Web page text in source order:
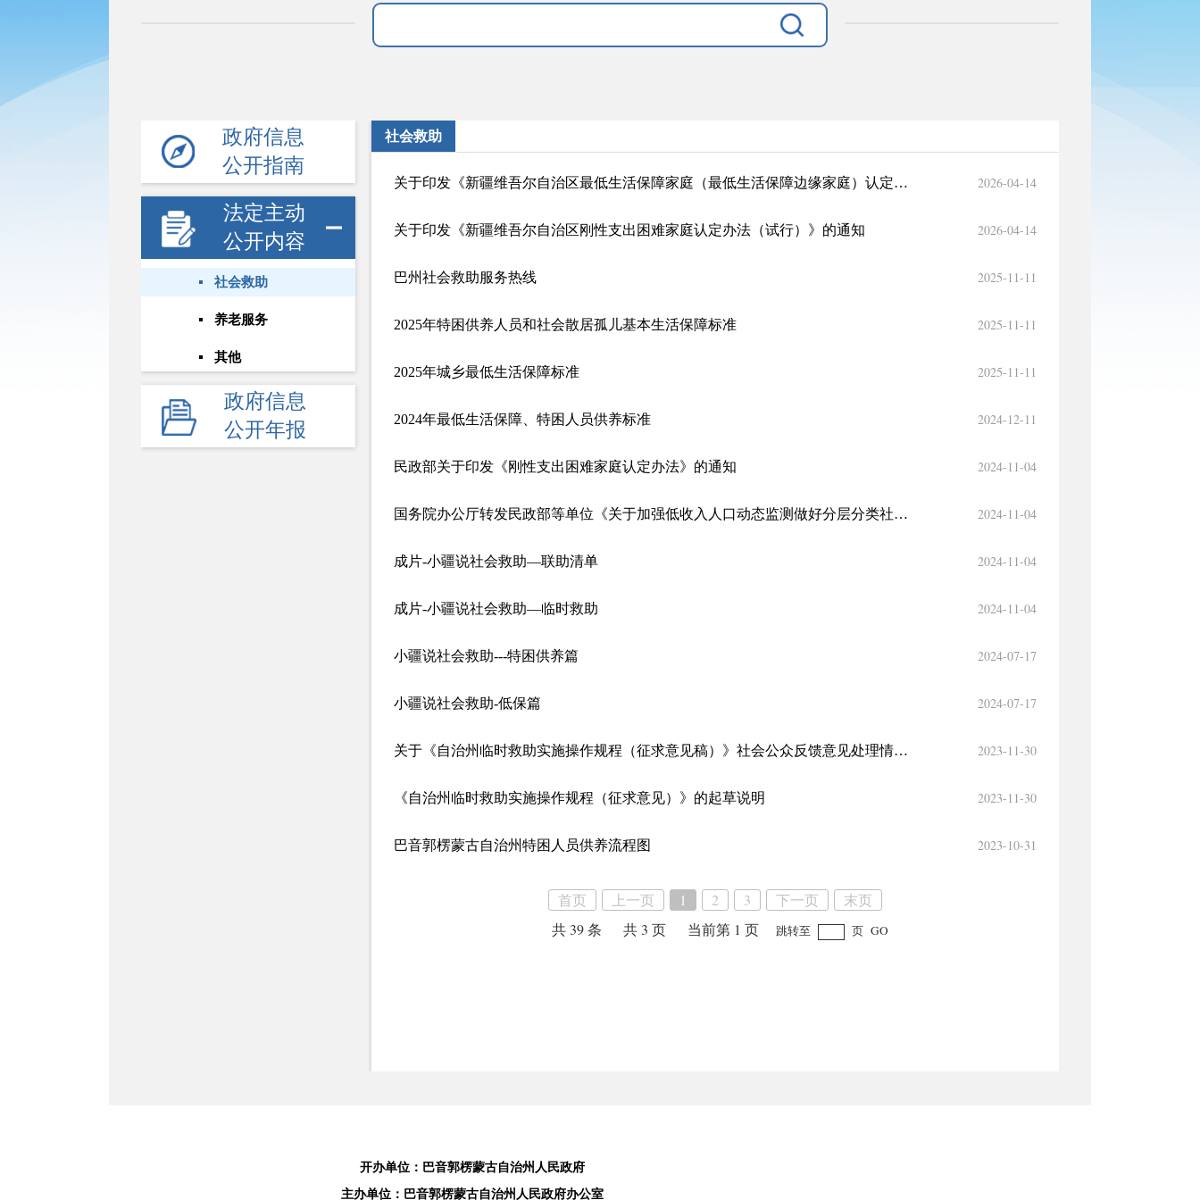
政府信息
公开指南
法定主动
公开内容
社会救助
养老服务
其他
政府信息
公开年报
社会救助
关于印发《新疆维吾尔自治区最低生活保障家庭（最低生活保障边缘家庭）认定办法（试行）》的通知 2026-04-14
关于印发《新疆维吾尔自治区刚性支出困难家庭认定办法（试行）》的通知 2026-04-14
巴州社会救助服务热线 2025-11-11
2025年特困供养人员和社会散居孤儿基本生活保障标准 2025-11-11
2025年城乡最低生活保障标准 2025-11-11
2024年最低生活保障、特困人员供养标准 2024-12-11
民政部关于印发《刚性支出困难家庭认定办法》的通知 2024-11-04
国务院办公厅转发民政部等单位《关于加强低收入人口动态监测做好分层分类社会救助工作的意见》的通知 2024-11-04
成片-小疆说社会救助—联助清单 2024-11-04
成片-小疆说社会救助—临时救助 2024-11-04
小疆说社会救助---特困供养篇 2024-07-17
小疆说社会救助-低保篇 2024-07-17
关于《自治州临时救助实施操作规程（征求意见稿）》社会公众反馈意见处理情况的公告 2023-11-30
《自治州临时救助实施操作规程（征求意见）》的起草说明 2023-11-30
巴音郭楞蒙古自治州特困人员供养流程图 2023-10-31
首页 上一页 1 2 3 下一页
末页
共 39 条
共 3 页 当前第 1 页 跳转至 页 GO
开办单位：巴音郭楞蒙古自治州人民政府
主办单位：巴音郭楞蒙古自治州人民政府办公室